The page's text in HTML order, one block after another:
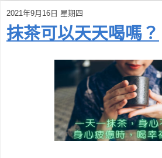
2021年9月16日 星期四
抹茶可以天天喝嗎？